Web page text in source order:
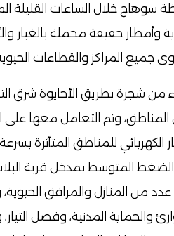
خلال الساعات القليلة
وأمطار خفيفة محملة بالغبار
جميع المراكز والقطاعات
شجرة بطريق الأحايوة شرق
وتم التعامل معها على
الكهربائي للمناطق المتأثرة
المتوسط بمدخل قرية
عدد من المنازل والمرافق
والحماية المدنية، وفصل